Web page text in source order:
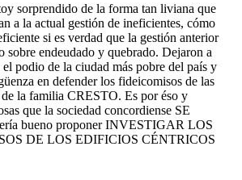
sorprendido de la forma tan liviana que
a la actual gestión de ineficientes, cómo
si es verdad que la gestión anterior
sobre endeudado y quebrado. Dejaron a
podio de la ciudad más pobre del país y
en defender los fideicomisos de las
de la familia CRESTO. Es por éso y
que la sociedad concordiense SE
bueno proponer INVESTIGAR LOS
DE LOS EDIFICIOS CÉNTRICOS